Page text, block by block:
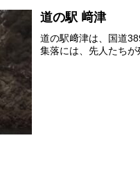
道の駅 﨑津
道の駅﨑津は、国道
集落には、先人たちが